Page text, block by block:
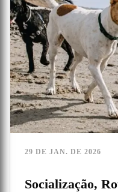
29 DE JAN. DE 2026
Socialização,